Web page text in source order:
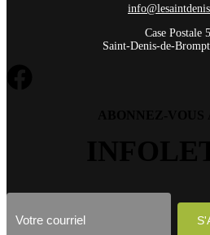
Case Postale
Saint-Denis-de-